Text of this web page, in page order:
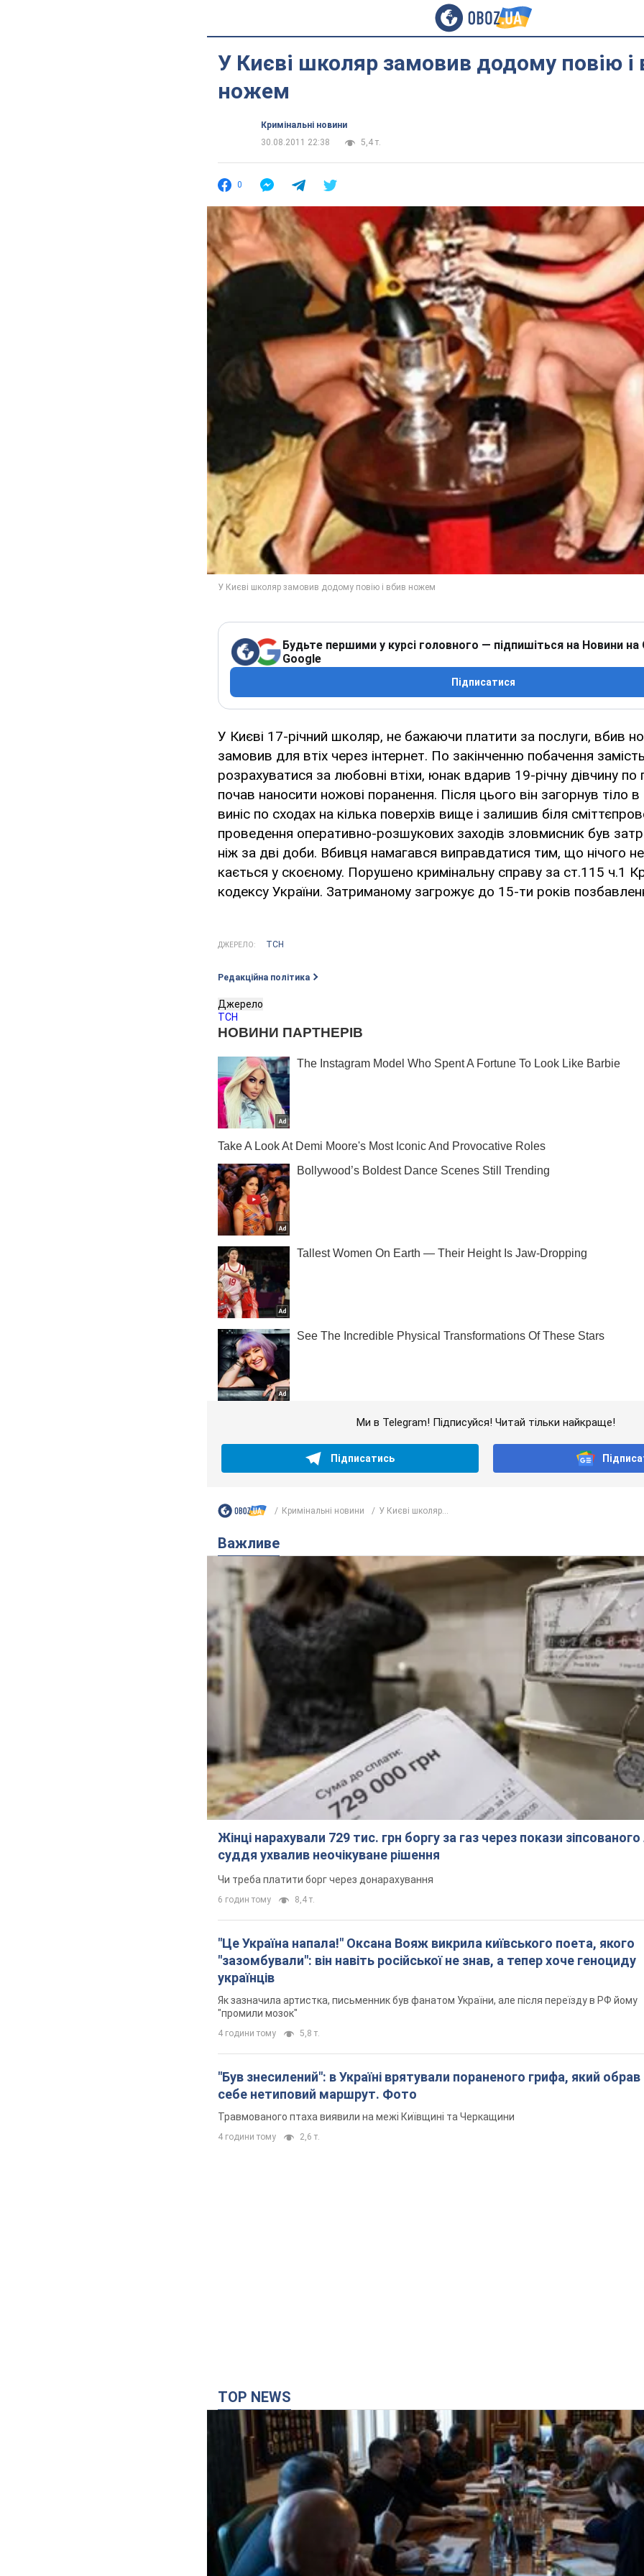
У Києві школяр замовив додому повію і
ножем
Кримінальні новини
30.08.2011 22:38
5,4 т.
0
Будьте першими у курсі головного — підпишіться на Новини на
Google
Підписатися
У Києві 17-річний школяр, не бажаючи платити за послуги, вбив
замовив для втіх через інтернет. По закінченню побачення
розрахуватися за любовні втіхи, юнак вдарив 19-річну дівчину по
почав наносити ножові поранення. Після цього він загорнув тіло
виніс по сходах на кілька поверхів вище і залишив біля
проведення оперативно-розшукових заходів зловмисник був
ніж за дві доби. Вбивця намагався виправдатися тим, що нічого
кається у скоєному. Порушено кримінальну справу за ст.115 ч.1
кодексу України. Затриманому загрожує до 15-ти років
ДЖЕРЕЛО: ТСН
Редакційна політика
Джерело
ТСН
Ми в Telegram! Підписуйся! Читай тільки найкраще!
Підписатись
Кримінальні новини У Києві школяр...
Важливе
Жінці нарахували 729 тис. грн боргу за газ через покази
суддя ухвалив неочікуване рішення
Чи треба платити борг через донарахування
6 годин тому 8,4 т.
"Це Україна напала!" Оксана Вояж викрила київського поета, якого
"зазомбували": він навіть російської не знав, а тепер хоче геноциду
українців
Як зазначила артистка, письменник був фанатом України, але після переїзду в РФ йому
"промили мозок"
4 години тому 5,8 т.
"Був знесилений": в Україні врятували пораненого грифа, який
себе нетиповий маршрут. Фото
Травмованого птаха виявили на межі Київщині та Черкащини
4 години тому 2,6 т.
TOP NEWS